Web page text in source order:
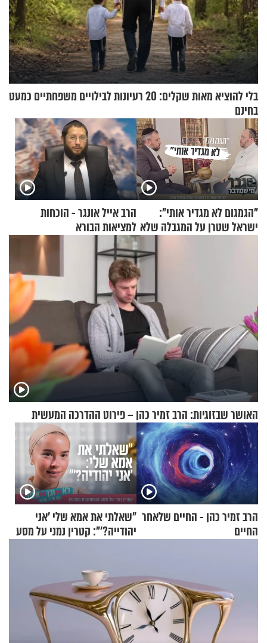
בלי להוציא מאות שקלים: 20 רעיונות לבילויים משפחתיים כמעט
בחינם
"הגמגום לא מגדיר אותי":
ישראל שטרן על המגבלה שלא
הרב אייל אונגר - הוכחות
למציאות הבורא
האושר שבזוגיות: הרב זמיר כהן – פירוט ההדרכה המעשית
הרב זמיר כהן - החיים שלאחר
החיים
"שאלתי את אמא שלי 'אני
יהודייה?'": קטרין נמני על מסע